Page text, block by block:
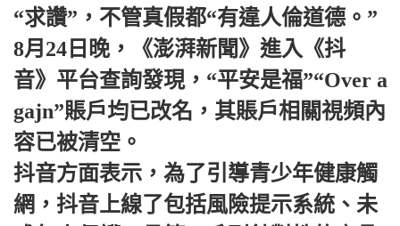
“求讚”，不管真假都“有違人倫道德。”
8月24日晚，《澎湃新聞》進入《抖
音》平台查詢發現，“平安是福”“Over a
gajn”賬戶均已改名，其賬戶相關視頻內
容已被清空。
抖音方面表示，為了引導青少年健康觸
網，抖音上線了包括風險提示系統、未